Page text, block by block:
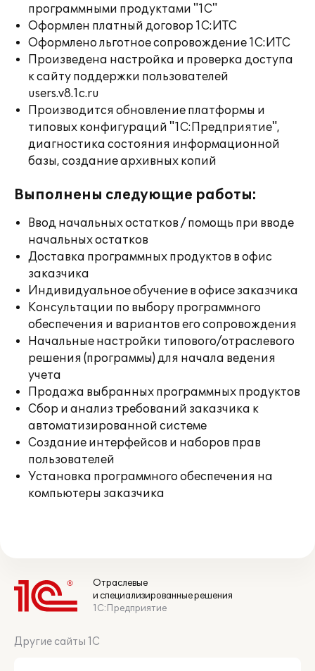
программными продуктами "1С"
Оформлен платный договор 1С:ИТС
Оформлено льготное сопровождение 1С:ИТС
Произведена настройка и проверка доступа
к сайту поддержки пользователей
users.v8.1c.ru
Производится обновление платформы и
типовых конфигураций "1С:Предприятие",
диагностика состояния информационной
базы, создание архивных копий
Выполнены следующие работы:
Ввод начальных остатков / помощь при вводе
начальных остатков
Доставка программных продуктов в офис
заказчика
Индивидуальное обучение в офисе заказчика
Консультации по выбору программного
обеспечения и вариантов его сопровождения
Начальные настройки типового/отраслевого
решения (программы) для начала ведения
учета
Продажа выбранных программных продуктов
Сбор и анализ требований заказчика к
автоматизированной системе
Создание интерфейсов и наборов прав
пользователей
Установка программного обеспечения на
компьютеры заказчика
Отраслевые
и специализированные решения
1С:Предприятие
Другие сайты 1С